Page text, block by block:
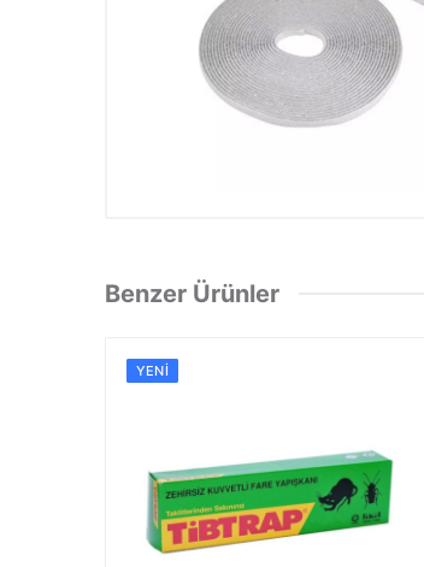
Benzer Ürünler
YENI